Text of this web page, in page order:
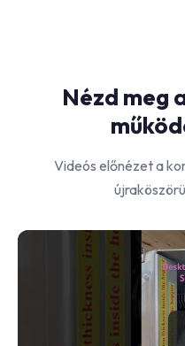
Nézd meg
Videós előnézet a